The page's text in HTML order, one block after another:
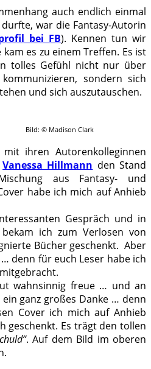
auch endlich einmal
war die Fantasy-Autorin
bei FB). Kennen tun wir
es zu einem Treffen. Es ist
tolles Gefühl nicht nur über
sondern sich
und sich auszutauschen.
Bild: © Madison Clark
ihren Autorenkolleginnen
Vanessa Hillmann den Stand
aus Fantasy- und
habe ich mich auf Anhieb
Gespräch und in
ich zum Verlosen von
Bücher geschenkt. Aber
denn für euch Leser habe ich
wahnsinnig freue … und an
ganz großes Danke … denn
Cover ich mich auf Anhieb
geschenkt. Es trägt den tollen
. Auf dem Bild im oberen